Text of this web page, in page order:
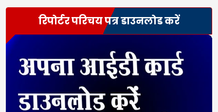
रिपोर्टर परिचय पत्र डाउनलोड करें